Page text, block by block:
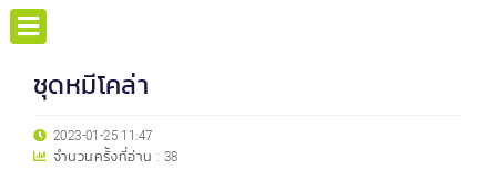
ชุดหมีโคล่า
2023-01-25 11:47
จำนวนครั้งที่อ่าน : 38